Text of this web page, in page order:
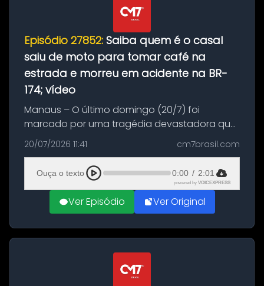
Episódio 27852: Saiba quem é o casal
saiu de moto para tomar café na
estrada e morreu em acidente na BR-
174; vídeo
Manaus – O último domingo (20/7) foi
marcado por uma tragédia devastadora que
resultou na morte precoce de dois jovens na
BR-174, na zona rural de Manaus. Um passeio
com destino a um típico café regio...
20/07/2026 11:41 cm7brasil.com
Ouça o texto 0:00 / 2:01
powered by VOICEXPRESS
Ver Episódio Ver Original